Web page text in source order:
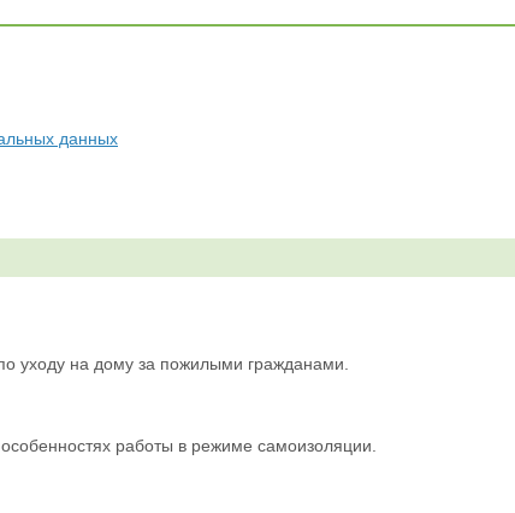
уходу на дому за пожилыми гражданами.
работы в режиме самоизоляции.